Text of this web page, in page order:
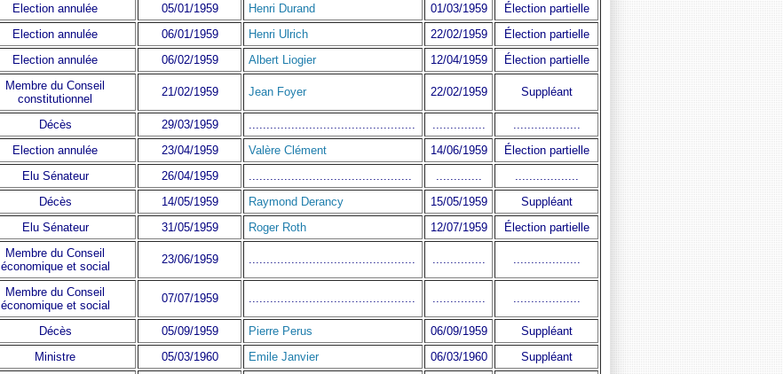
Election annulée 05/01/1959 Henri Durand 01/03/1959
Élection partielle
Election annulée 06/01/1959 Henri Ulrich 22/02/1959
Élection partielle
Election annulée 06/02/1959 Albert Liogier 12/04/1959 Élection partielle
Membre du Conseil
constitutionnel
21/02/1959 Jean Foyer 22/02/1959 Suppléant
Décès 29/03/1959
Election annulée 23/04/1959 Valère Clément 14/06/1959
Élection partielle
Elu Sénateur 26/04/1959
Décès 14/05/1959 Raymond Derancy 15/05/1959
Suppléant
Elu Sénateur 31/05/1959 Roger Roth 12/07/1959 Élection partielle
Membre du Conseil
économique et social
23/06/1959
Membre du Conseil
économique et social
07/07/1959
Décès 05/09/1959 Pierre Perus 06/09/1959
Suppléant
Ministre 05/03/1960 Emile Janvier 06/03/1960
Suppléant